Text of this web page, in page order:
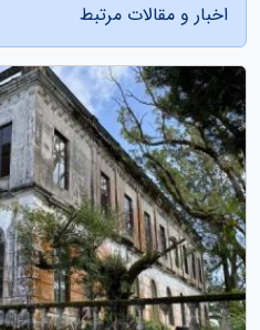
اخبار و مقالات مرتبط